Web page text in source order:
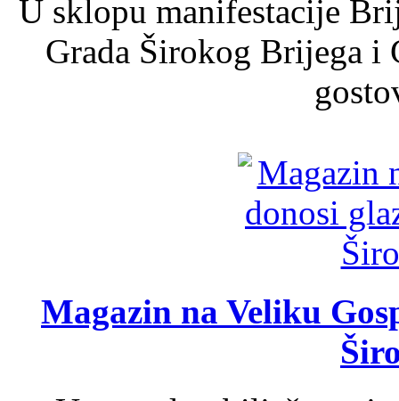
U sklopu manifestacije
Grada Širokog Brijega
Magazin na Veliku